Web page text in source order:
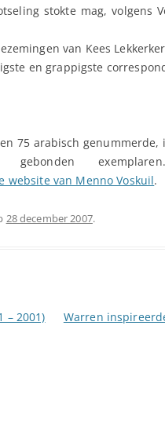
stokte mag, volgens
van Kees
en grappigste
75 arabisch
website van Menno Voskuil.
28 december 2007.
– 2001)
Warren